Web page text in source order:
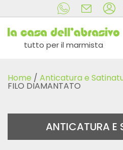
tutto per il marmista
Home / Anticatura e
FILO DIAMANTATO
ANTICATURA E